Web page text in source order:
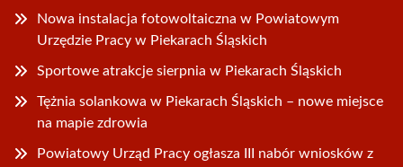
Nowa instalacja fotowoltaiczna w Powiatowym
Urzędzie Pracy w Piekarach Śląskich
Sportowe atrakcje sierpnia w Piekarach Śląskich
Tężnia solankowa w Piekarach Śląskich – nowe miejsce
na mapie zdrowia
Powiatowy Urząd Pracy ogłasza III nabór wniosków z